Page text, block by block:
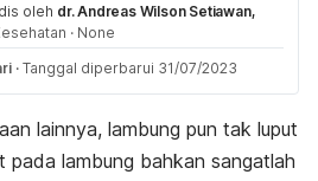
oleh dr. Andreas Wilson Setiawan,
· None
· Tanggal diperbarui 31/07/2023
lainnya, lambung pun tak luput
pada lambung bahkan sangatlah